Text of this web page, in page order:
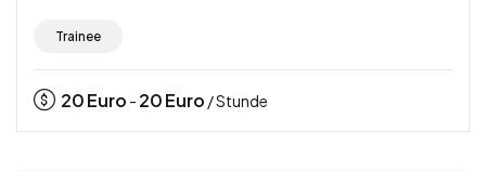
Trainee
20Euro - 20Euro / Stunde